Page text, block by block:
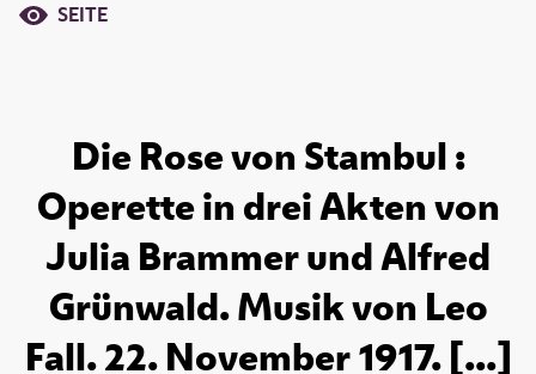
SEITE
Die Rose von Stambul :
Operette in drei Akten von
Julia Brammer und Alfred
Grünwald. Musik von Leo
Fall. 22. November 1917. [...]